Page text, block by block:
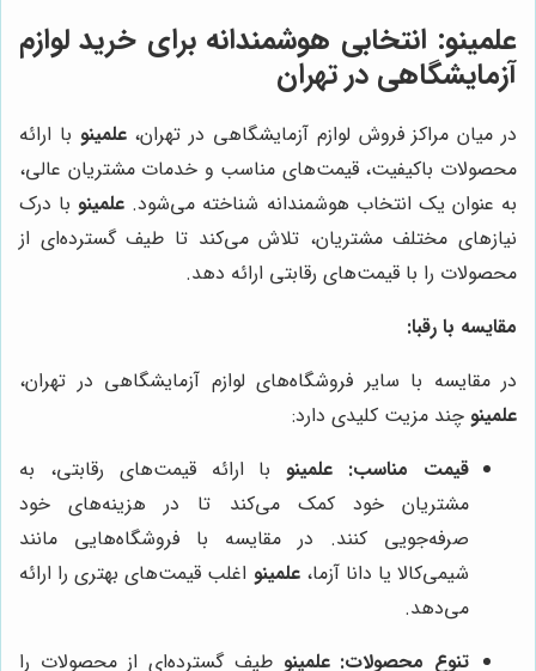
علمینو: انتخابی هوشمندانه برای خرید لوازم
آزمایشگاهی در تهران
در میان مراکز فروش لوازم آزمایشگاهی در تهران،علمینو با ارائه
محصولات باکیفیت، قیمت‌های مناسب و خدمات مشتریان عالی،
به عنوان یک انتخاب هوشمندانه شناخته می‌شود. علمینوبا درک
نیازهای مختلف مشتریان، تلاش می‌کند تا طیف گسترده‌ای از
محصولات را با قیمت‌های رقابتی ارائه دهد.
مقایسه با رقبا:
در مقایسه با سایر فروشگاه‌های لوازم آزمایشگاهی در تهران،
علمینو چند مزیت کلیدی دارد:
قیمت مناسب: علمینوبا ارائه قیمت‌های رقابتی، به
مشتریان خود کمک می‌کند تا در هزینه‌های خود
صرفه‌جویی کنند. در مقایسه با فروشگاه‌هایی مانند
شیمی‌کالا یا دانا آزما،علمینو اغلب قیمت‌های بهتری را ارائه
می‌دهد.
تنوع محصولات: علمینو طیف گسترده‌ای از محصولات را